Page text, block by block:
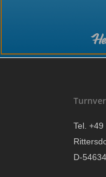
Tel. +49
D-